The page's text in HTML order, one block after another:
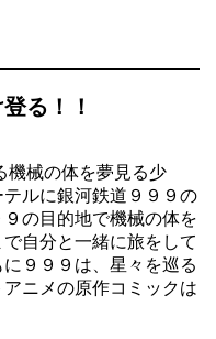
る！！
機械の体を夢見る少
ルに銀河鉄道９９９の
の目的地で機械の体を
自分と一緒に旅をして
９９９は、星々を巡る
ニメの原作コミックは